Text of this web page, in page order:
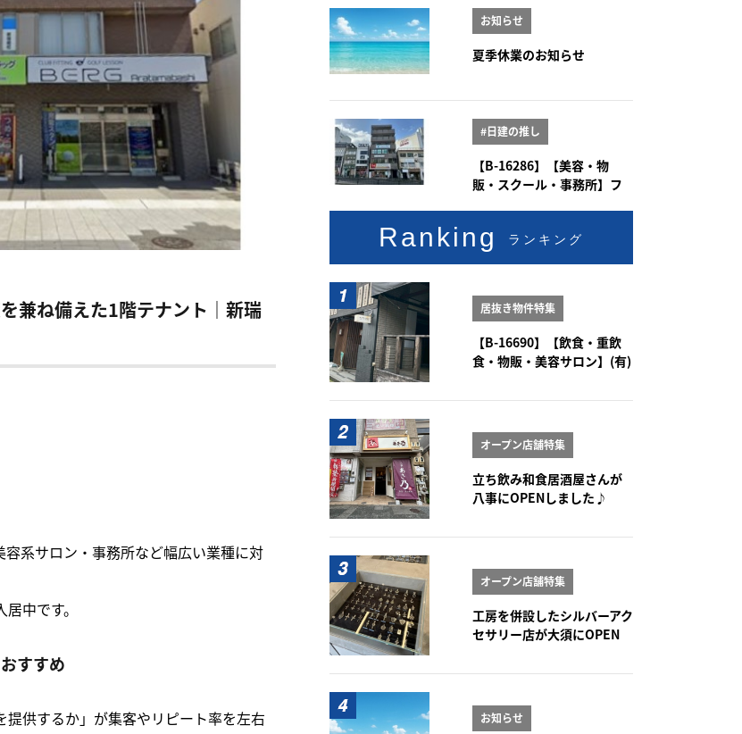
兼ね備えた1階テナント｜新瑞
系サロン・事務所など幅広い業種に対
中です。
すすめ
供するか」が集客やリピート率を左右
お知らせ
夏季休業のお知らせ
#日建の推し
【B-16286】【美容・物
販・スクール・事務所】フ
Ranking ランキング
居抜き物件特集
【B-16690】【飲食・重飲
食・物販・美容サロン】(有)
オープン店舗特集
立ち飲み和食居酒屋さんが
八事にOPENしました♪
オープン店舗特集
工房を併設したシルバーアク
セサリー店が大須にOPEN
お知らせ